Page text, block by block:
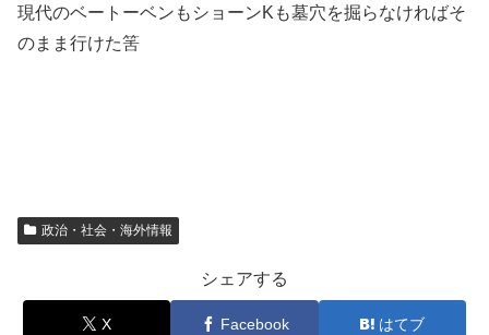
現代のベートーベンもショーンKも墓穴を掘らなければそ
のまま行けた筈
政治・社会・海外情報
シェアする
X Facebook はてブ